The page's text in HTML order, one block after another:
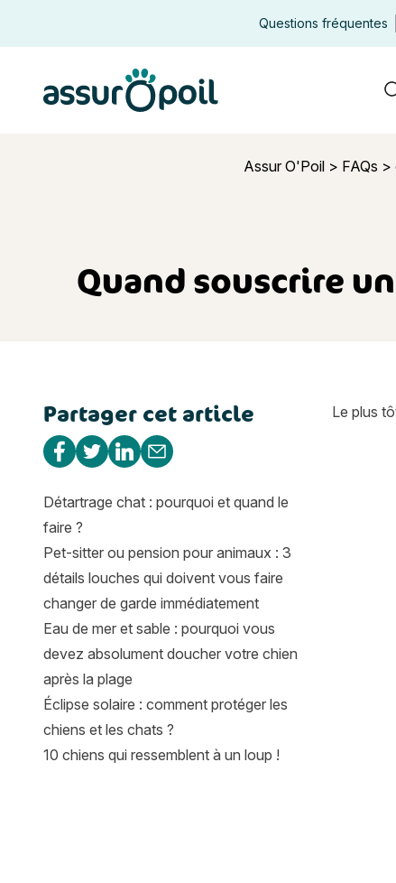
Questions fréquentes
Assur O'Poil> FAQs >
Quand souscrire
Quand
Le plus
Partager cet article
Partager sur Facebook
Partager sur Twitter
Partager sur Linkedin
Partager par e-mail
Détartrage chat : pourquoi et quand le
faire ?
Pet-sitter ou pension pour animaux : 3
détails louches qui doivent vous faire
changer de garde immédiatement
Eau de mer et sable : pourquoi vous
devez absolument doucher votre chien
après la plage
Éclipse solaire : comment protéger les
chiens et les chats ?
10 chiens qui ressemblent à un loup !